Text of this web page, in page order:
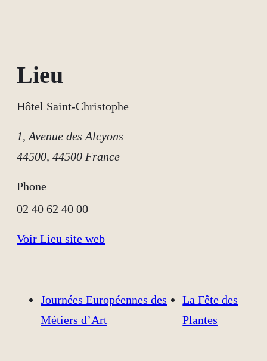
Lieu
Hôtel Saint-Christophe
1, Avenue des Alcyons
44500, 44500 France
Phone
02 40 62 40 00
Voir Lieu site web
Journées Européennes des
Métiers d’Art
La Fête des
Plantes